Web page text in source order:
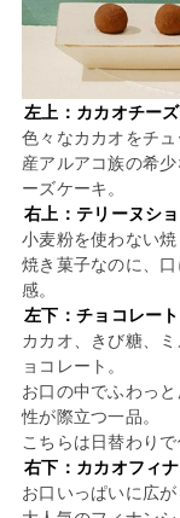
左上：カカオチー
色々なカカオをチ
産アルアコ族の希
ーズケーキ。
右上：テリーヌシ
小麦粉を使わない焼
焼き菓子なのに、
感。
左下：チョコレー
カカオ、きび糖、
ョコレート。
お口の中でふわっ
性が際立つ一品。
こちらは日替わり
右下：カカオフィ
お口いっぱいに広